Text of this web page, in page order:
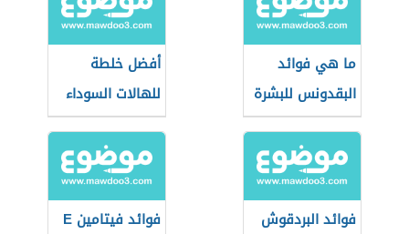
ما هي فوائد
البقدونس للبشرة
أفضل خلطة
للهالات السوداء
تحت العين
فوائد البردقوش
فوائد فيتامين E